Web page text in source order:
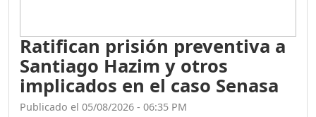
Ratifican prisión preventiva a
Santiago Hazim y otros
implicados en el caso Senasa
Publicado el 05/08/2026 - 06:35 PM